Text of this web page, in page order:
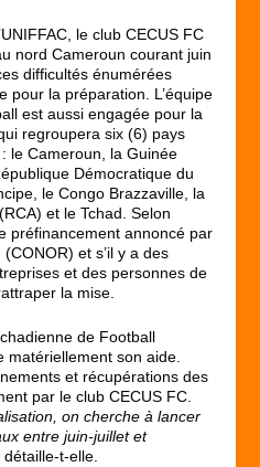
le club CECUS FC
nord Cameroun courant juin
difficultés énumérées
pour la préparation. L’équipe
est aussi engagée pour la
regroupera six (6) pays
le Cameroun, la Guinée
Démocratique du
le Congo Brazzaville, la
et le Tchad. Selon
préfinancement annoncé par
et s’il y a des
et des personnes de
la mise.
de Football
matériellement son aide.
et récupérations des
par le club CECUS FC.
on cherche à lancer
entre juin-juillet et
détaille-t-elle.